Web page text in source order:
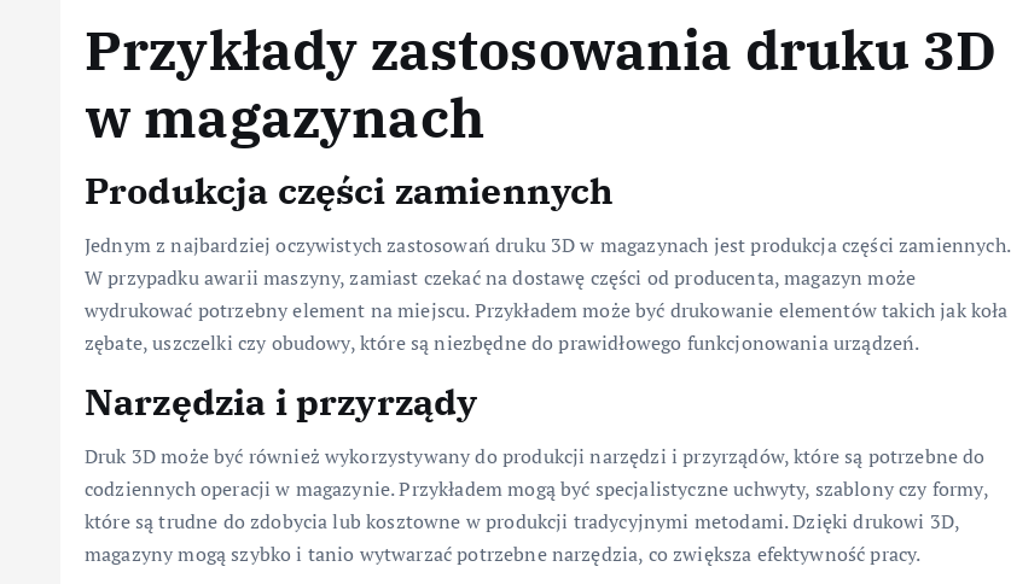
Przykłady zastosowania druku 3D
w magazynach
Produkcja części zamiennych
Jednym z najbardziej oczywistych zastosowań druku 3D w magazynach jest produkcja części zamiennych.
W przypadku awarii maszyny, zamiast czekać na dostawę części od producenta, magazyn może
wydrukować potrzebny element na miejscu. Przykładem może być drukowanie elementów takich jak koła
zębate, uszczelki czy obudowy, które są niezbędne do prawidłowego funkcjonowania urządzeń.
Narzędzia i przyrządy
Druk 3D może być również wykorzystywany do produkcji narzędzi i przyrządów, które są potrzebne do
codziennych operacji w magazynie. Przykładem mogą być specjalistyczne uchwyty, szablony czy formy,
które są trudne do zdobycia lub kosztowne w produkcji tradycyjnymi metodami. Dzięki drukowi 3D,
magazyny mogą szybko i tanio wytwarzać potrzebne narzędzia, co zwiększa efektywność pracy.